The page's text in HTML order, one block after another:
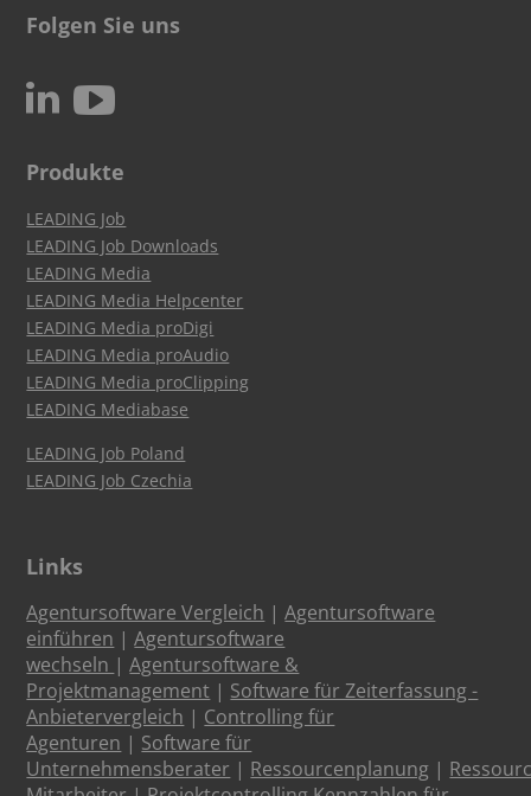
Folgen Sie uns
N c
Produkte
LEADING Job
LEADING Job Downloads
LEADING Media
LEADING Media Helpcenter
LEADING Media proDigi
LEADING Media proAudio
LEADING Media proClipping
LEADING Mediabase
LEADING Job Poland
LEADING Job Czechia
Links
Agentursoftware Vergleich |Agentursoftware
einführen |Agentursoftware
wechseln |Agentursoftware &
Projektmanagement | Software für Zeiterfassung -
Anbietervergleich | Controlling für
Agenturen | Software für
Unternehmensberater | Ressourcenplanung |